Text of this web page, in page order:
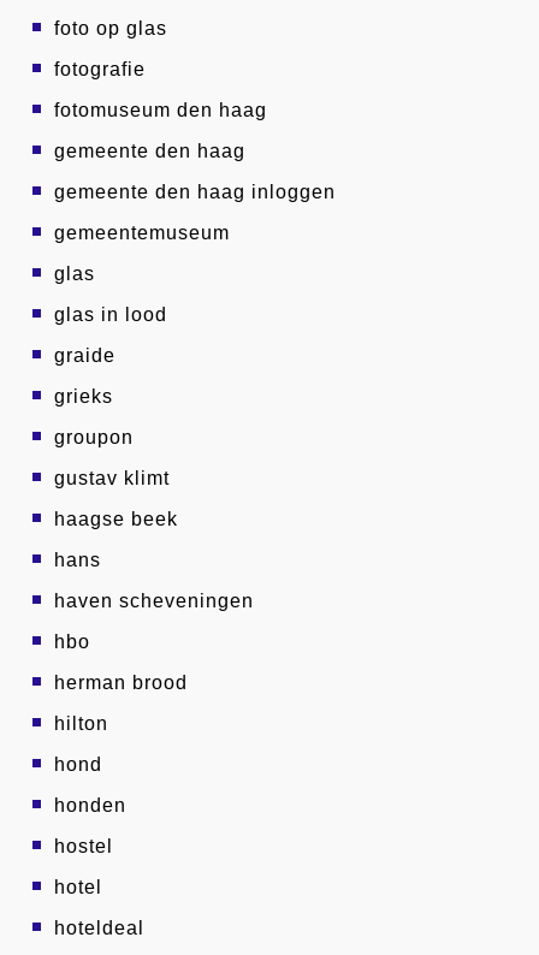
foto op glas
fotografie
fotomuseum den haag
gemeente den haag
gemeente den haag inloggen
gemeentemuseum
glas
glas in lood
graide
grieks
groupon
gustav klimt
haagse beek
hans
haven scheveningen
hbo
herman brood
hilton
hond
honden
hostel
hotel
hoteldeal